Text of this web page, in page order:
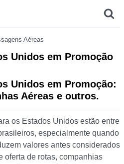
Aéreas
Unidos em Promoção
Unidos em Promoção:
Aéreas e outros.
os Estados Unidos estão entre
especialmente quando
valores antes considerados
oferta de rotas, companhias